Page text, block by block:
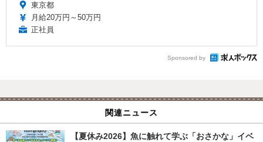
東京都
月給20万円～50万円
正社員
Sponsored by
関連ニュース
【夏休み2026】魚に触れて学ぶ「おさかな」イベ